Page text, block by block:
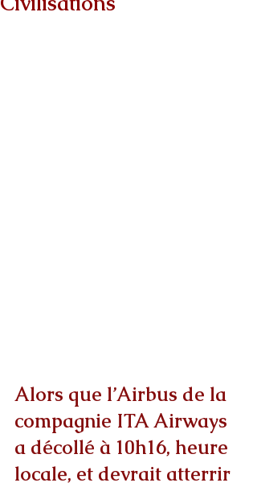
Alors que l’Airbus de la
compagnie ITA Airways
a décollé à 10h16, heure
locale, et devrait atterrir